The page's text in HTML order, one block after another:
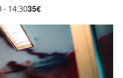
- 14:3035€